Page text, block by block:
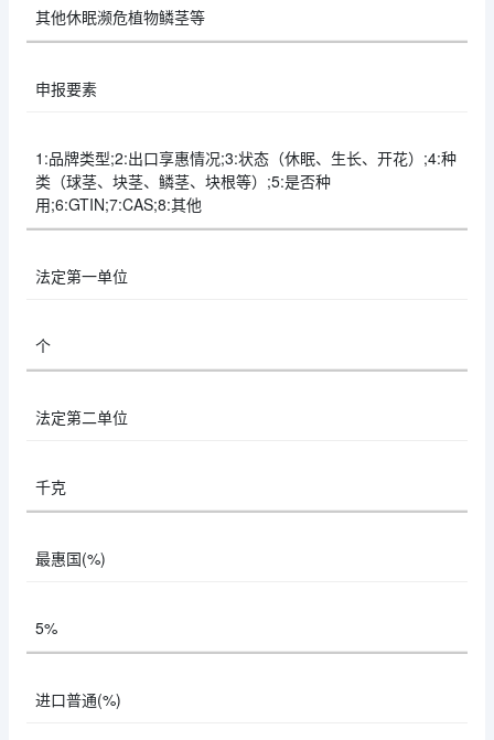
其他休眠濒危植物鳞茎等
申报要素
1:品牌类型;2:出口享惠情况;3:状态（休眠、生长、开花）;4:种
类（球茎、块茎、鳞茎、块根等）;5:是否种
用;6:GTIN;7:CAS;8:其他
法定第一单位
个
法定第二单位
千克
最惠国(%)
5%
进口普通(%)